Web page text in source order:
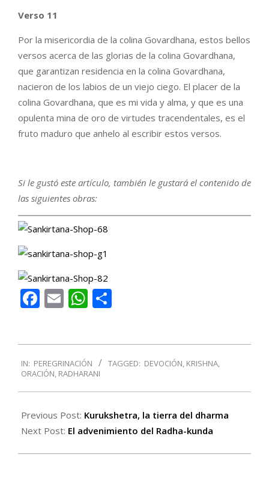
Verso 11
Por la misericordia de la colina Govardhana, estos bellos
versos acerca de las glorias de la colina Govardhana,
que garantizan residencia en la colina Govardhana,
nacieron de los labios de un viejo ciego. El placer de la
colina Govardhana, que es mi vida y alma, y que es una
opulenta mina de oro de virtudes tracendentales, es el
fruto maduro que anhelo al escribir estos versos.
Si le gustó este artículo, también le gustará el contenido de
las siguientes obras:
Facebook
EmailWhatsApp
05-
IN: PEREGRINACIÓN TAGGED: DEVOCIÓN, KRISHNA,
ORACIÓN, RADHARANI
Previous Post: Kurukshetra, la tierra del dharma
Next Post: El advenimiento del Radha-kunda